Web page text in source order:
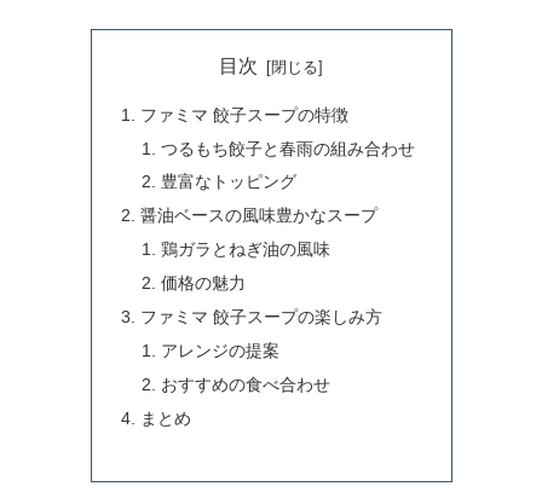
目次
ファミマ 餃子スープの特徴
つるもち餃子と春雨の組み合わせ
豊富なトッピング
醤油ベースの風味豊かなスープ
鶏ガラとねぎ油の風味
価格の魅力
ファミマ 餃子スープの楽しみ方
アレンジの提案
おすすめの食べ合わせ
まとめ